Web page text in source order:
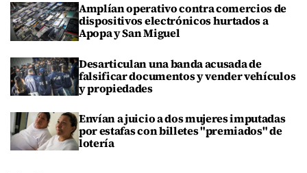
Amplían operativo contra comercios de
dispositivos electrónicos hurtados a
Apopa y San Miguel
Desarticulan una banda acusada de
falsificar documentos y vender vehículos
y propiedades
Envían a juicio a dos mujeres imputadas
por estafas con billetes "premiados" de
lotería